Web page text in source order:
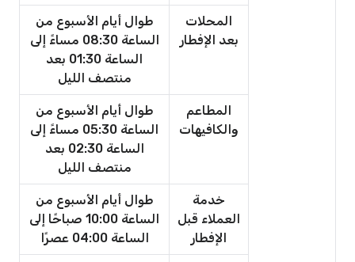
المحلات
بعد الإفطار
طوال أيام الأسبوع من
الساعة 08:30 مساءً إلى
الساعة 01:30 بعد
منتصف الليل
المطاعم
والكافيهات
طوال أيام الأسبوع من
الساعة 05:30 مساءً إلى
الساعة 02:30 بعد
منتصف الليل
خدمة
العملاء قبل
الإفطار
طوال أيام الأسبوع من
الساعة 10:00 صباحًا إلى
الساعة 04:00 عصرًا